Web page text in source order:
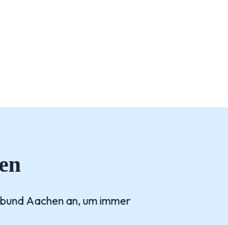
Aachen an, um immer